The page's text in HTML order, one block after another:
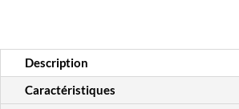
Description
Caractéristiques